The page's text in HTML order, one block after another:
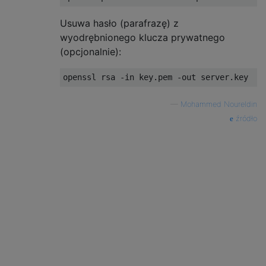
Usuwa hasło (parafrazę) z
wyodrębnionego klucza prywatnego
(opcjonalnie):
Mohammed Noureldin
źródło